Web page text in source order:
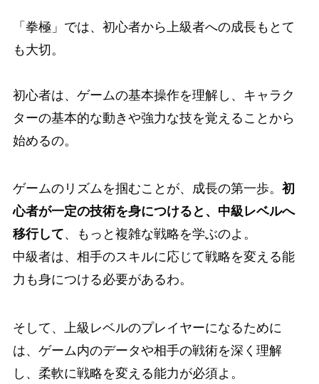
「拳極」では、初心者から上級者への成長もとて
も大切。
初心者は、ゲームの基本操作を理解し、キャラク
ターの基本的な動きや強力な技を覚えることから
始めるの。
ゲームのリズムを掴むことが、成長の第一歩。 初
心者が一定の技術を身につけると、中級レベルへ
移行して、もっと複雑な戦略を学ぶのよ。
中級者は、相手のスキルに応じて戦略を変える能
力も身につける必要があるわ。
そして、上級レベルのプレイヤーになるために
は、ゲーム内のデータや相手の戦術を深く理解
し、柔軟に戦略を変える能力が必須よ。